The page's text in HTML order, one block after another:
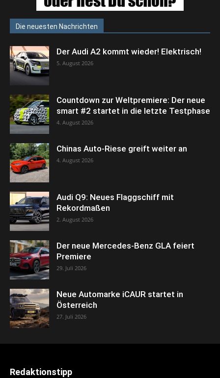
Die neuesten Nachrichten
Der Audi A2 kommt wieder! Elektrisch!
5. August 2026
Countdown zur Weltpremiere: Der neue
smart #2 startet in die letzte Testphase
4. August 2026
Chinas Auto-Riese greift weiter an
4. August 2026
Audi Q9: Neues Flaggschiff mit
Rekordmaßen
2. August 2026
Der neue Mercedes-Benz GLA feiert
Premiere
29. Juli 2026
Neue Automarke iCAUR startet in
Österreich
27. Juli 2026
Redaktionstipp